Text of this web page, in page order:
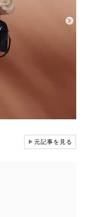
▶元記事を見る